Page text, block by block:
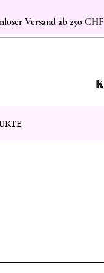
Versand ab 250 CHF